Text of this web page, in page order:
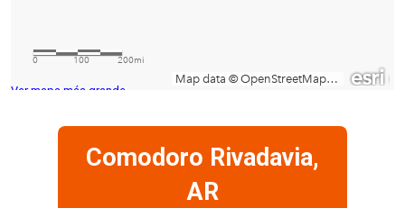
Ver mapa más grande
Comodoro Rivadavia,
AR